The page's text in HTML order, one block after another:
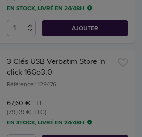
EN STOCK, LIVRÉ EN 24/48H
AJOUTER
3 Clés USB Verbatim Store 'n'
click 16Go3.0
Référence : 129476
67,60 € HT
(79,09 € TTC)
EN STOCK, LIVRÉ EN 24/48H